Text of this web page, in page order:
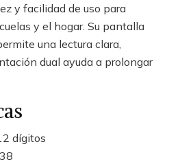
y facilidad de uso para
y el hogar. Su pantalla
una lectura clara,
dual ayuda a prolongar
dígitos